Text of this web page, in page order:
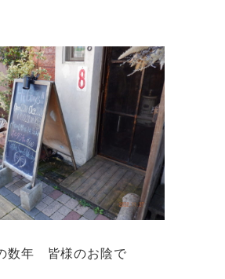
数年 皆様のお陰で